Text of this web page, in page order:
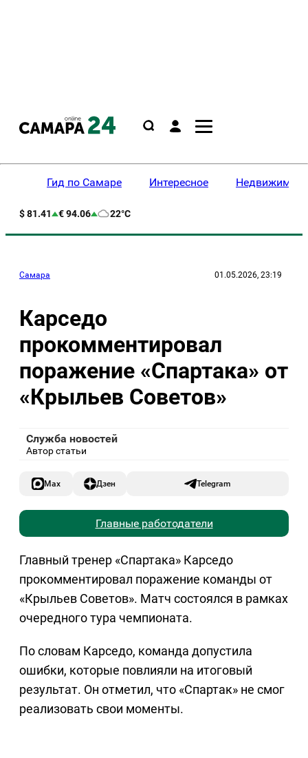
Гид по Самаре Интересное
$ 81.41 € 94.06 22°C
Самара 01.05.2026, 23:19
Карседо
прокомментировал
поражение «Спартака» от
«Крыльев Советов»
Служба новостей
Автор статьи
Max Дзен Telegram
Главные работодатели
Главный тренер «Спартака» Карседо
прокомментировал поражение команды от
«Крыльев Советов». Матч состоялся в рамках
очередного тура чемпионата.
По словам Карседо, команда допустила
ошибки, которые повлияли на итоговый
результат. Он отметил, что «Спартак» не смог
реализовать свои моменты.